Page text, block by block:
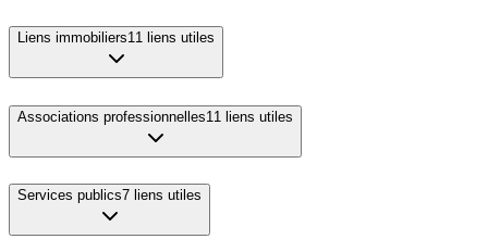
Liens immobiliers11 liens utiles
Associations professionnelles11 liens utiles
Services publics7 liens utiles